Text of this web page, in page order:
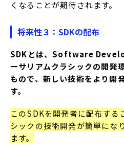
くなることが期待されます。
将来性３：SDKの配布
SDKとは、Software
ーサリアムクラシックの開発
もので、新しい技術をより開
す。
このSDKを開発者に配布する
シックの技術開発が簡単にな
ます。